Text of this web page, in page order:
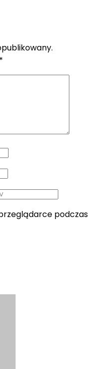
*
podczas